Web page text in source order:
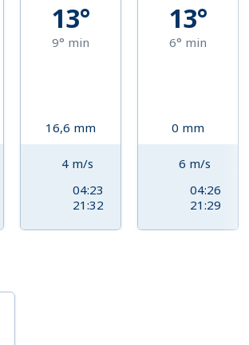
13°
9° min
16,6 mm
4 m/s
04:23
21:32
13°
6° min
0 mm
6 m/s
04:26
21:29